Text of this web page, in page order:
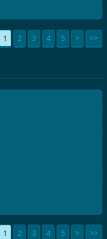
1 2 3 4 5 > >>
1 2 3 4 5 > >>